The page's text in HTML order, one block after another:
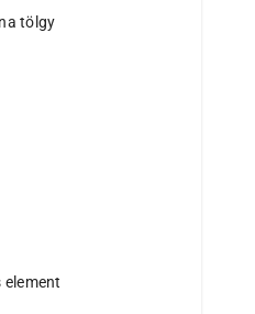
tölgy
element